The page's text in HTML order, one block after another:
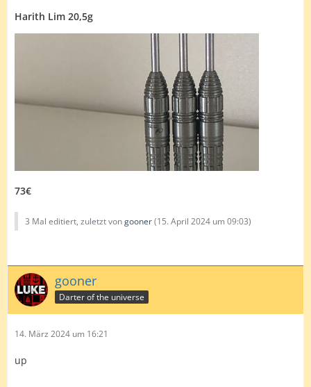
Harith Lim 20,5g
73€
3 Mal editiert, zuletzt vongooner(15. April 2024 um 09:03)
gooner
Darter of the universe
14. März 2024 um 16:21
up